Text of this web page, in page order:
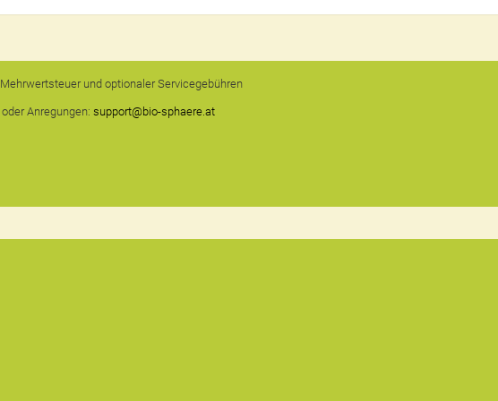
und optionaler Servicegebühren
Anregungen: support@bio-sphaere.at